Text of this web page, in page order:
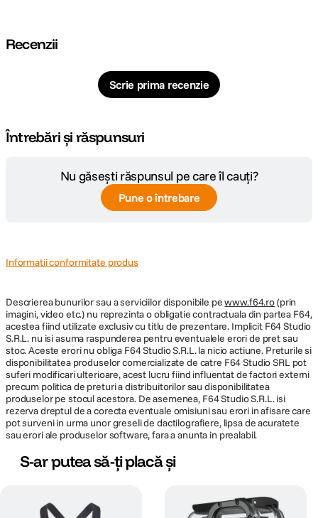
Recenzii
Scrie prima recenzie
Întrebări și răspunsuri
Nu găsești răspunsul pe care îl cauți?
Pune o întrebare
Informatii conformitate produs
Descrierea bunurilor sau a serviciilor disponibile pewww.f64.ro(prin
imagini, video etc.) nu reprezinta o obligatie contractuala din partea F64,
acestea fiind utilizate exclusiv cu titlu de prezentare. Implicit F64 Studio
S.R.L. nu isi asuma raspunderea pentru eventualele erori de pret sau
stoc. Aceste erori nu obliga F64 Studio S.R.L. la nicio actiune. Preturile si
disponibilitatea produselor comercializate de catre F64 Studio SRL pot
suferi modificari ulterioare, acest lucru fiind influentat de factori externi
precum politica de preturi a distribuitorilor sau disponibilitatea
produselor pe stocul acestora. De asemenea, F64 Studio S.R.L. isi
rezerva dreptul de a corecta eventuale omisiuni sau erori in afisare care
pot surveni in urma unor greseli de dactilografiere, lipsa de acuratete
sau erori ale produselor software, fara a anunta in prealabil.
S-ar putea să-ți placă și